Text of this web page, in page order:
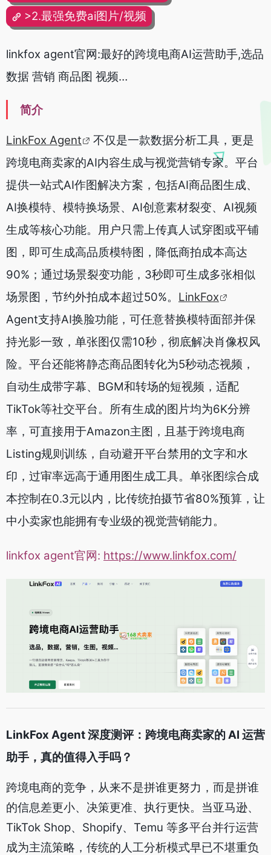
>2.最强免费ai图片/视频
linkfox agent官网:最好的跨境电商AI运营助手,选品
数据 营销 商品图 视频…
简介
LinkFox Agent
不仅是一款数据分析工具，更是
跨境电商卖家的AI内容生成与视觉营销专家。平台
提供一站式AI作图解决方案，包括AI商品图生成、
AI换模特、模特换场景、AI创意素材裂变、AI视频
生成等核心功能。用户只需上传真人试穿图或平铺
图，即可生成高品质模特图，降低商拍成本高达
90%；通过场景裂变功能，3秒即可生成多张相似
场景图，节约外拍成本超过50%。 LinkFox
Agent支持AI换脸功能，可任意替换模特面部并保
持光影一致，单张图仅需10秒，彻底解决肖像权风
险。平台还能将静态商品图转化为5秒动态视频，
自动生成带字幕、BGM和转场的短视频，适配
TikTok等社交平台。所有生成的图片均为6K分辨
率，可直接用于Amazon主图，且基于跨境电商
Listing规则训练，自动避开平台禁用的文字和水
印，过审率远高于通用图生成工具。单张图综合成
本控制在0.3元以内，比传统拍摄节省80%预算，让
中小卖家也能拥有专业级的视觉营销能力。
linkfox agent官网: https://www.linkfox.com/
LinkFox Agent 深度测评：跨境电商卖家的 AI 运营
助手，真的值得入手吗？
跨境电商的竞争，从来不是拼谁更努力，而是拼谁
的信息差更小、决策更准、执行更快。当亚马逊、
TikTok Shop、Shopify、Temu 等多平台并行运营
成为主流策略，传统的人工分析模式早已不堪重负